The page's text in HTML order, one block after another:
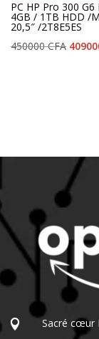
PC HP Pro 300
4GB / 1TB HDD /
20,5″ /2T8E5ES
450000CFA Le
 Sacré cœur